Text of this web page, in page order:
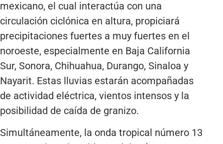
mexicano, el cual interactúa con una
circulación ciclónica en altura, propiciará
precipitaciones fuertes a muy fuertes en el
noroeste, especialmente en Baja California
Sur, Sonora, Chihuahua, Durango, Sinaloa y
Nayarit. Estas lluvias estarán acompañadas
de actividad eléctrica, vientos intensos y la
posibilidad de caída de granizo.
Simultáneamente, la onda tropical número 13